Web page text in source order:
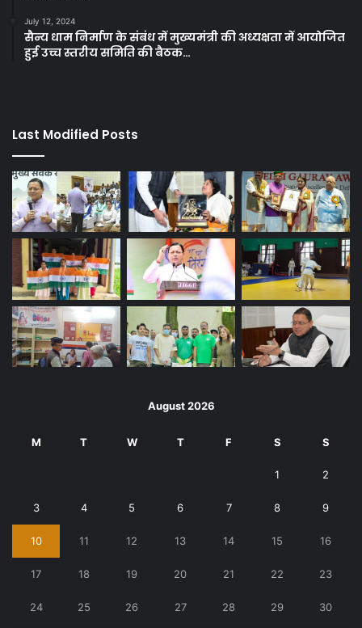
July 12, 2024
सैन्य धाम निर्माण के संबंध में मुख्यमंत्री की अध्यक्षता में आयोजित
हुई उच्च स्तरीय समिति की बैठक…
Last Modified Posts
August 2026
M T W T F S S
1 2
3 4 5 6 7 8 9
10 11 12 13 14 15 16
17 18 19 20 21 22 23
24 25 26 27 28 29 30